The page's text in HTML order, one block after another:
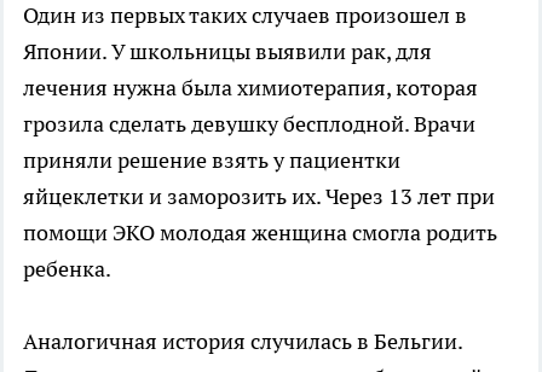
Один из первых таких случаев произошел в
Японии. У школьницы выявили рак, для
лечения нужна была химиотерапия, которая
грозила сделать девушку бесплодной. Врачи
приняли решение взять у пациентки
яйцеклетки и заморозить их. Через 13 лет при
помощи ЭКО молодая женщина смогла родить
ребенка.
Аналогичная история случилась в Бельгии.